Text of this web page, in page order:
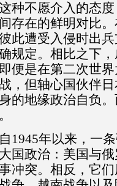
种不愿介入的态
存在的鲜明对比
此遭受入侵时出
规定。相比之下
便是在第二次世
，但轴心国伙伴
的地缘政治自负
1945年以来，一
国政治：美国与
冲突。相反，它